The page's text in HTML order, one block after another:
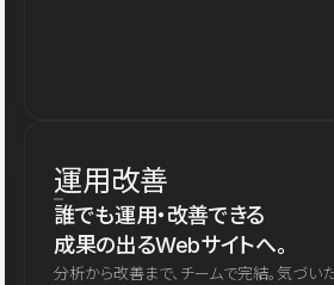
運用改善
誰でも運用・改善できる
成果の出るWebサイトへ。
分析から改善まで、チームで完結。気づい